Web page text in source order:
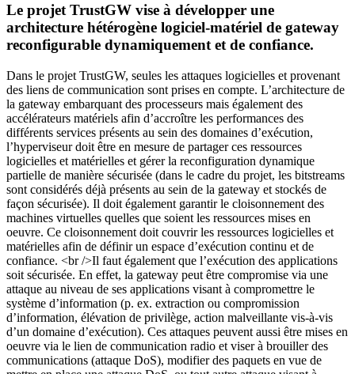
Le projet TrustGW vise à développer une
architecture hétérogène logiciel-matériel de gateway
reconfigurable dynamiquement et de confiance.
Dans le projet TrustGW, seules les attaques logicielles et provenant
des liens de communication sont prises en compte. L’architecture de
la gateway embarquant des processeurs mais également des
accélérateurs matériels afin d’accroître les performances des
différents services présents au sein des domaines d’exécution,
l’hyperviseur doit être en mesure de partager ces ressources
logicielles et matérielles et gérer la reconfiguration dynamique
partielle de manière sécurisée (dans le cadre du projet, les bitstreams
sont considérés déjà présents au sein de la gateway et stockés de
façon sécurisée). Il doit également garantir le cloisonnement des
machines virtuelles quelles que soient les ressources mises en
oeuvre. Ce cloisonnement doit couvrir les ressources logicielles et
matérielles afin de définir un espace d’exécution continu et de
confiance. <br />Il faut également que l’exécution des applications
soit sécurisée. En effet, la gateway peut être compromise via une
attaque au niveau de ses applications visant à compromettre le
système d’information (p. ex. extraction ou compromission
d’information, élévation de privilège, action malveillante vis-à-vis
d’un domaine d’exécution). Ces attaques peuvent aussi être mises en
oeuvre via le lien de communication radio et viser à brouiller des
communications (attaque DoS), modifier des paquets en vue de